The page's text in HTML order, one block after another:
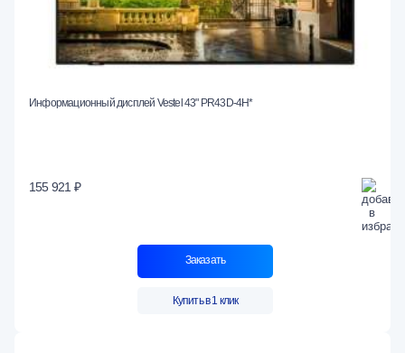
Информационный дисплей Vestel 43" PR43D-4H*
155 921 ₽
Заказать
Купить в 1 клик